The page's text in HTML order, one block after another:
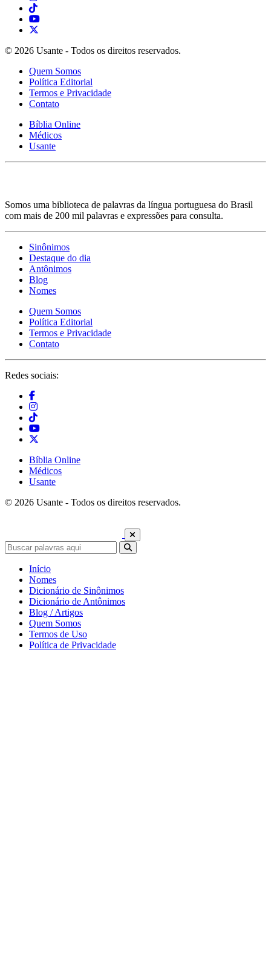
© 2026 Usante - Todos os direitos reservados.
Quem Somos
Política Editorial
Termos e Privacidade
Contato
Bíblia Online
Médicos
Usante
Somos uma biblioteca de palavras da língua portuguesa do Brasil
com mais de 200 mil palavras e expressões para consulta.
Sinônimos
Destaque do dia
Antônimos
Blog
Nomes
Quem Somos
Política Editorial
Termos e Privacidade
Contato
Redes sociais:
Bíblia Online
Médicos
Usante
© 2026 Usante - Todos os direitos reservados.
Início
Nomes
Dicionário de Sinônimos
Dicionário de Antônimos
Blog / Artigos
Quem Somos
Termos de Uso
Política de Privacidade